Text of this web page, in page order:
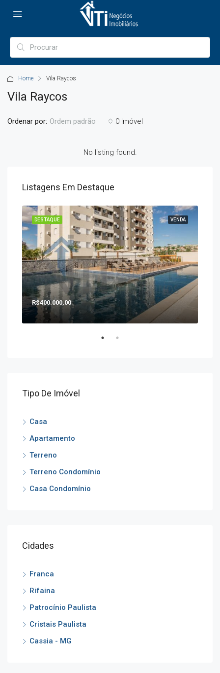
Home Vila Raycos
Vila Raycos
0 Imóvel
Ordenar por: Ordem padrão
No listing found.
Listagens Em Destaque
VENDA
DESTAQUE
R$400.000,00
Tipo De Imóvel
Casa
Apartamento
Terreno
Terreno Condomínio
Casa Condomínio
Cidades
Franca
Rifaina
Patrocínio Paulista
Cristais Paulista
Cassia - MG